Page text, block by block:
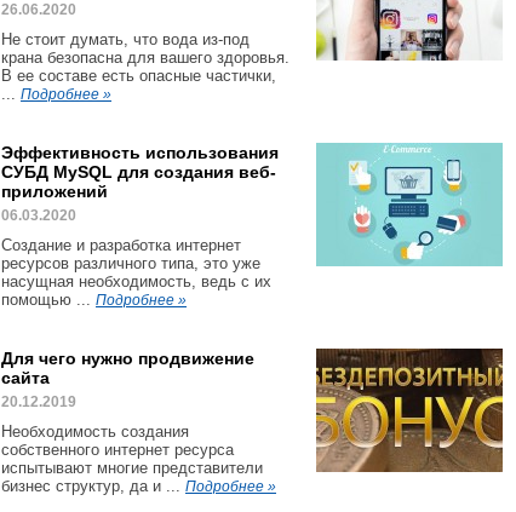
26.06.2020
Не стоит думать, что вода из-под
крана безопасна для вашего здоровья.
В ее составе есть опасные частички,
... Подробнее »
Эффективность использования
СУБД MySQL для создания веб-
приложений
06.03.2020
Создание и разработка интернет
ресурсов различного типа, это уже
насущная необходимость, ведь с их
помощью ... Подробнее »
Для чего нужно продвижение
сайта
20.12.2019
Необходимость создания
собственного интернет ресурса
испытывают многие представители
бизнес структур, да и ... Подробнее »